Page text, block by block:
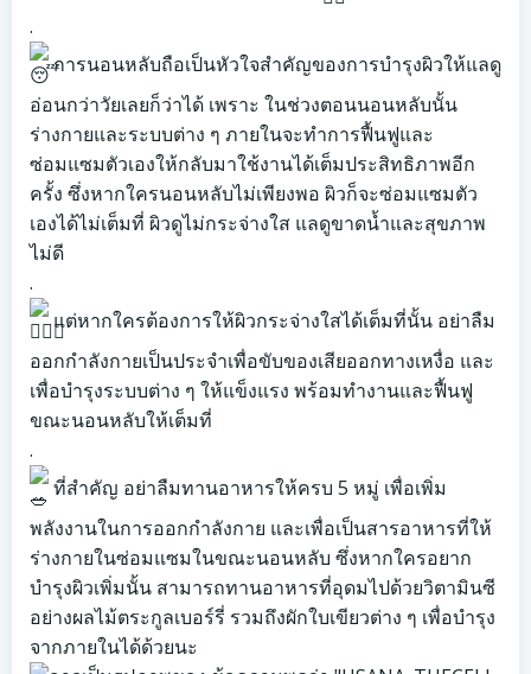
.
การนอนหลับถือเป็นหัวใจสำคัญของการบำรุงผิวให้แลดู
อ่อนกว่าวัยเลยก็ว่าได้ เพราะ ในช่วงตอนนอนหลับนั้น
ร่างกายและระบบต่าง ๆ ภายในจะทำการฟื้นฟูและ
ซ่อมแซมตัวเองให้กลับมาใช้งานได้เต็มประสิทธิภาพอีก
ครั้ง ซึ่งหากใครนอนหลับไม่เพียงพอ ผิวก็จะซ่อมแซมตัว
เองได้ไม่เต็มที่ ผิวดูไม่กระจ่างใส แลดูขาดน้ำและสุขภาพ
ไม่ดี
.
แต่หากใครต้องการให้ผิวกระจ่างใสได้เต็มที่นั้น อย่าลืม
ออกกำลังกายเป็นประจำเพื่อขับของเสียออกทางเหงื่อ และ
เพื่อบำรุงระบบต่าง ๆ ให้แข็งแรง พร้อมทำงานและฟื้นฟู
ขณะนอนหลับให้เต็มที่
.
ที่สำคัญ อย่าลืมทานอาหารให้ครบ 5 หมู่ เพื่อเพิ่ม
พลังงานในการออกกำลังกาย และเพื่อเป็นสารอาหารที่ให้
ร่างกายในซ่อมแซมในขณะนอนหลับ ซึ่งหากใครอยาก
บำรุงผิวเพิ่มนั้น สามารถทานอาหารที่อุดมไปด้วยวิตามินซี
อย่างผลไม้ตระกูลเบอร์รี่ รวมถึงผักใบเขียวต่าง ๆ เพื่อบำรุง
จากภายในได้ด้วยนะ